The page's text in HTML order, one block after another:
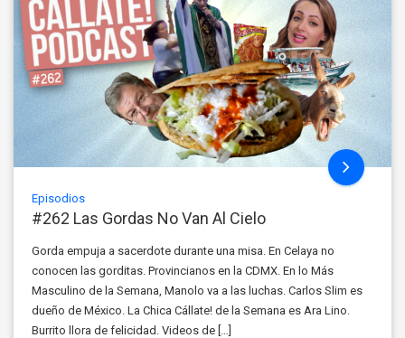
Episodios
#262 Las Gordas No Van Al Cielo
Gorda empuja a sacerdote durante una misa. En Celaya no
conocen las gorditas. Provincianos en la CDMX. En lo Más
Masculino de la Semana, Manolo va a las luchas. Carlos Slim es
dueño de México. La Chica Cállate! de la Semana es Ara Lino.
Burrito llora de felicidad. Videos de […]